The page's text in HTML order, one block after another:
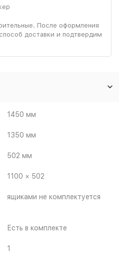
После оформления
доставки и подтвердим
1450 мм
1350 мм
502 мм
1100 × 502
ящиками не комплектуется
Есть в комплекте
1